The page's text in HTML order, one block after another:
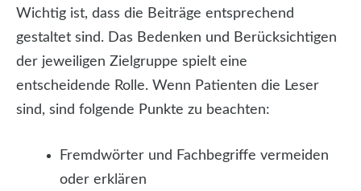
Wichtig ist, dass die Beiträge entsprechend
gestaltet sind. Das Bedenken und Berücksichtigen
der jeweiligen Zielgruppe spielt eine
entscheidende Rolle. Wenn Patienten die Leser
sind, sind folgende Punkte zu beachten:
Fremdwörter und Fachbegriffe vermeiden
oder erklären